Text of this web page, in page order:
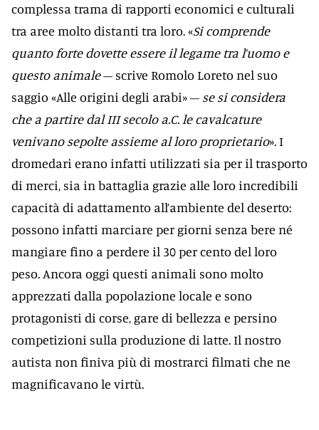
complessa trama di rapporti economici e culturali
tra aree molto distanti tra loro. «Si comprende
quanto forte dovette essere il legame tra l’uomo e
questo animale– scrive Romolo Loreto nel suo
saggio «Alle origini degli arabi» – se si considera
che a partire dal III secolo a.C. le cavalcature
venivano sepolte assieme al loro proprietario». I
dromedari erano infatti utilizzati sia per il trasporto
di merci, sia in battaglia grazie alle loro incredibili
capacità di adattamento all’ambiente del deserto:
possono infatti marciare per giorni senza bere né
mangiare fino a perdere il 30 per cento del loro
peso. Ancora oggi questi animali sono molto
apprezzati dalla popolazione locale e sono
protagonisti di corse, gare di bellezza e persino
competizioni sulla produzione di latte. Il nostro
autista non finiva più di mostrarci filmati che ne
magnificavano le virtù.